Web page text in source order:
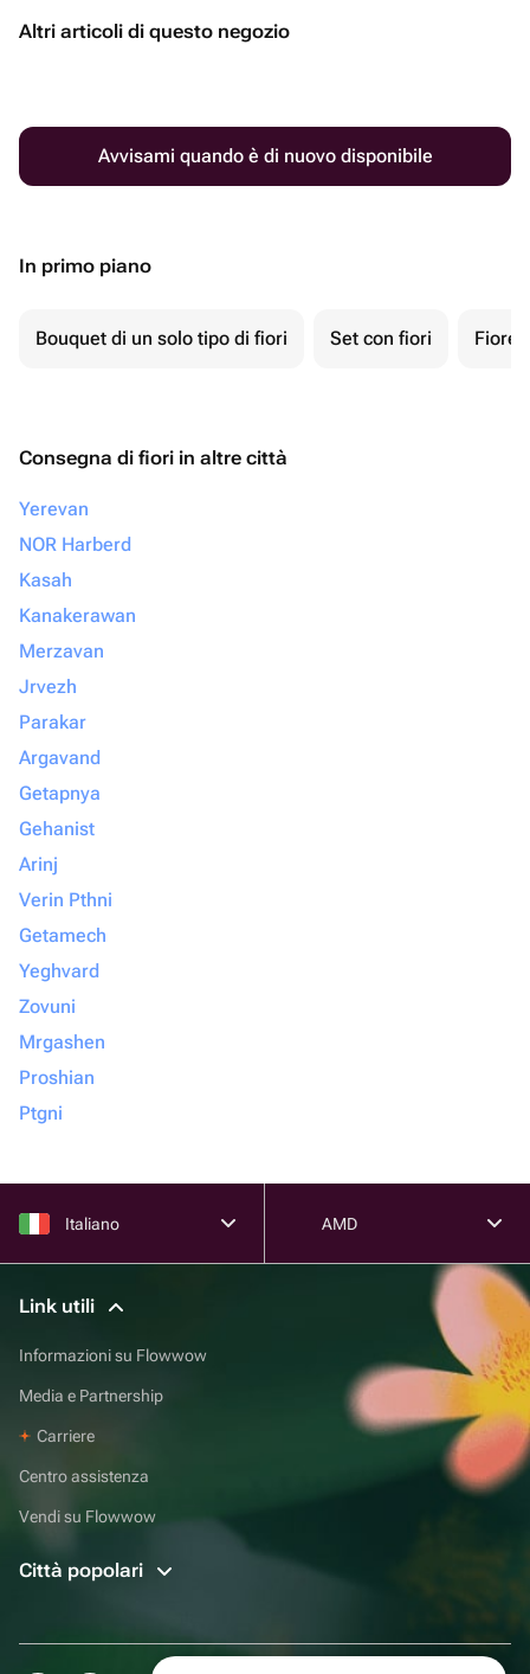
Altri articoli di questo negozio
Avvisami quando è di nuovo disponibile
In primo piano
Bouquet di un solo tipo di fiori Set con fiori Fiore
Consegna di fiori in altre città
Yerevan
NOR Harberd
Kasah
Kanakerawan
Merzavan
Jrvezh
Parakar
Argavand
Getapnya
Gehanist
Arinj
Verin Pthni
Getamech
Yeghvard
Zovuni
Mrgashen
Proshian
Ptgni
Italiano AMD
Link utili
Informazioni su Flowwow
Media e Partnership
Carriere
Centro assistenza
Vendi su Flowwow
Città popolari